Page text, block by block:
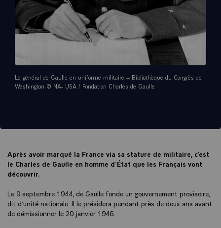
Le général de Gaulle en uniforme militaire – Bibliothèque du Congrès de
Washington © NA- USA / Fondation Charles de Gaulle
Après avoir marqué la France via sa stature de militaire, c’est
le Charles de Gaulle en homme d’État que les Français vont
découvrir.
Le 9 septembre 1944, de Gaulle fonde un gouvernement provisoire,
dit d’unité nationale. Il le présidera pendant près de deux ans avant
de démissionner le 20 janvier 1946.